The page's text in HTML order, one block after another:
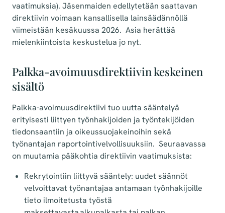
vaatimuksia). Jäsenmaiden edellytetään saattavan
direktiivin voimaan kansallisella lainsäädännöllä
viimeistään kesäkuussa 2026. Asia herättää
mielenkiintoista keskustelua jo nyt.
Palkka-avoimuusdirektiivin keskeinen
sisältö
Palkka-avoimuusdirektiivi tuo uutta sääntelyä
erityisesti liittyen työnhakijoiden ja työntekijöiden
tiedonsaantiin ja oikeussuojakeinoihin sekä
työnantajan raportointivelvollisuuksiin. Seuraavassa
on muutamia pääkohtia direktiivin vaatimuksista:
Rekrytointiin liittyvä sääntely: uudet säännöt
velvoittavat työnantajaa antamaan työnhakijoille
tieto ilmoitetusta työstä